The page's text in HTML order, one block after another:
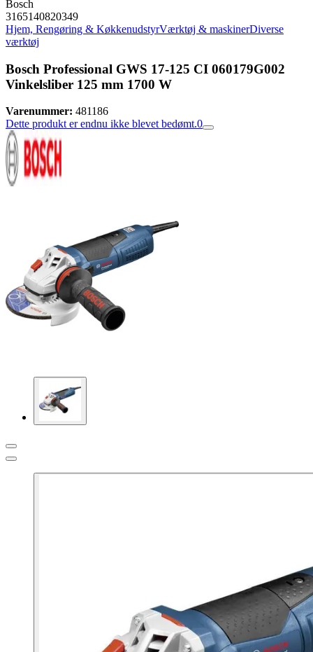
Bosch
3165140820349
Hjem, Rengøring & KøkkenudstyrVærktøj & maskinerDiverse
værktøj
Bosch Professional GWS 17-125 CI 060179G002
Vinkelsliber 125 mm 1700 W
Varenummer: 481186
Dette produkt er endnu ikke blevet bedømt.0